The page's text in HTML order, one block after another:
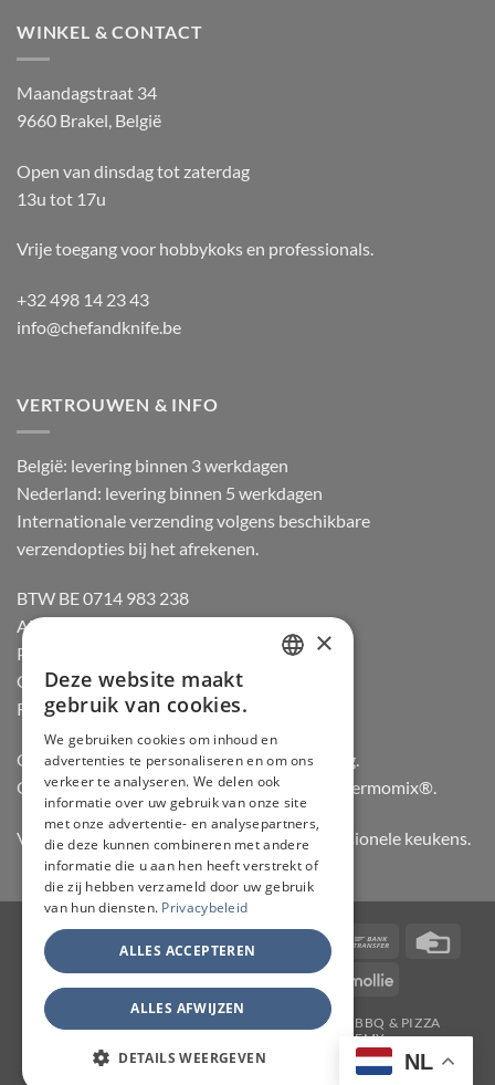
WINKEL & CONTACT
Maandagstraat 34
9660 Brakel, België
Open van dinsdag tot zaterdag
13u tot 17u
Vrije toegang voor hobbykoks en professionals.
+32 498 14 23 43
info@chefandknife.be
VERTROUWEN & INFO
België: levering binnen 3 werkdagen
Nederland: levering binnen 5 werkdagen
Internationale verzending volgens beschikbare
verzendopties bij het afrekenen.
BTW BE 0714 983 238
Algemene voorwaarden
Privacybeleid
Cookiebeleid
Retourneren
Officiële dealer van Gozney en Big Green Egg.
Officiële advisor en verdeler van Vorwerk Thermomix®.
Vertrouwd door hobbykoks, chefs en professionele keukens.
MasterCardBancontactBank
IDeal Invoice KBC Maestro Mollie
JAPANSE MESSEN KOOKGEREI
BBQ & PIZZA
ACADEMY
TAFELMESSEN & SCHOOLSETS
MY ACCOUNT
NL
GERMAN
ENGLISH
×
Deze website maakt
gebruik van cookies.
We gebruiken cookies om inhoud en
advertenties te personaliseren en om ons
verkeer te analyseren. We delen ook
informatie over uw gebruik van onze site
met onze advertentie- en analysepartners,
die deze kunnen combineren met andere
informatie die u aan hen heeft verstrekt of
die zij hebben verzameld door uw gebruik
van hun diensten. Privacybeleid
ALLES ACCEPTEREN
ALLES AFWIJZEN
DETAILS WEERGEVEN